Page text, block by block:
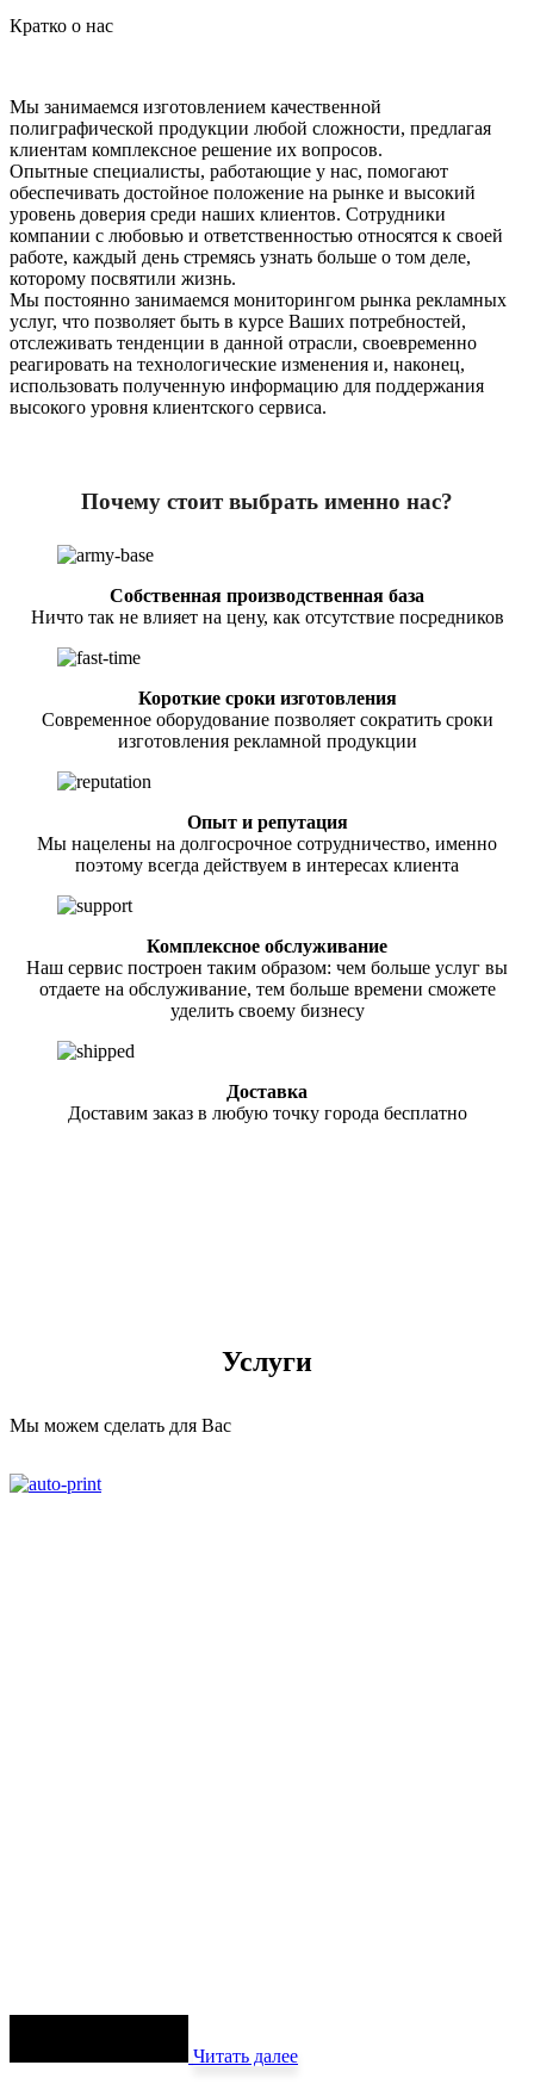
Кратко о нас
Мы занимаемся изготовлением качественной
полиграфической продукции любой сложности, предлагая
клиентам комплексное решение их вопросов.
Опытные специалисты, работающие у нас, помогают
обеспечивать достойное положение на рынке и высокий
уровень доверия среди наших клиентов. Сотрудники
компании с любовью и ответственностью относятся к своей
работе, каждый день стремясь узнать больше о том деле,
которому посвятили жизнь.
Мы постоянно занимаемся мониторингом рынка рекламных
услуг, что позволяет быть в курсе Ваших потребностей,
отслеживать тенденции в данной отрасли, своевременно
реагировать на технологические изменения и, наконец,
использовать полученную информацию для поддержания
высокого уровня клиентского сервиса.
Почему стоит выбрать именно нас?
Собственная производственная база
Ничто так не влияет на цену, как отсутствие посредников
Короткие сроки изготовления
Современное оборудование позволяет сократить сроки
изготовления рекламной продукции
Опыт и репутация
Мы нацелены на долгосрочное сотрудничество, именно
поэтому всегда действуем в интересах клиента
Комплексное обслуживание
Наш сервис построен таким образом: чем больше услуг вы
отдаете на обслуживание, тем больше времени сможете
уделить своему бизнесу
Доставка
Доставим заказ в любую точку города бесплатно
Услуги
Мы можем сделать для Вас
Читать далее